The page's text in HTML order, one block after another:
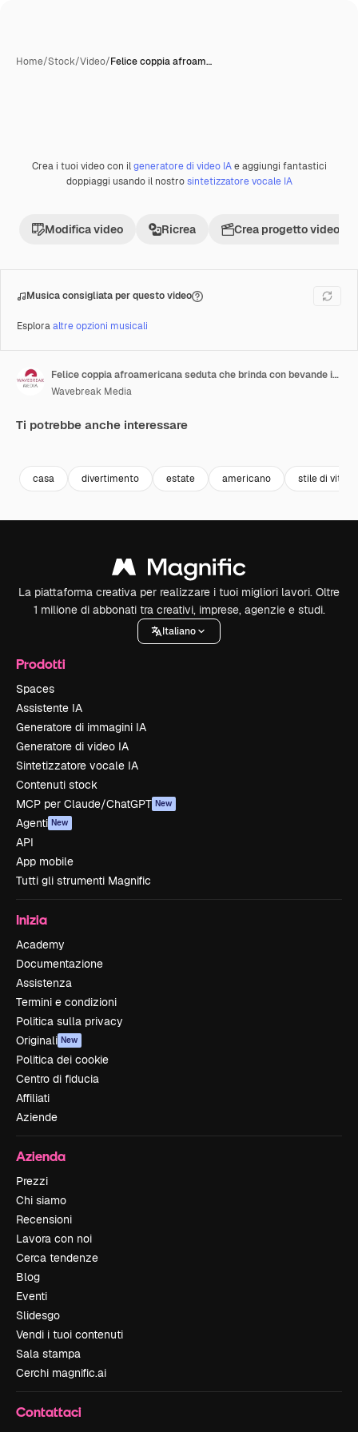
Home/Stock/Video/Felice coppia afroam…
Premium
Crea i tuoi video con ilgeneratore di video IAe aggiungi fantastici
doppiaggi usando il nostrosintetizzatore vocale IA
Modifica video Ricrea Crea progetto video
Musica consigliata per questo video
Esploraaltre opzioni musicali
Felice coppia afroamericana seduta che brinda con bevande in un giardino soleggiato
Wavebreak Media
Ti potrebbe anche interessare
casa divertimento estate americano stile di vita
La piattaforma creativa per realizzare i tuoi migliori lavori. Oltre
1 milione di abbonati tra creativi, imprese, agenzie e studi.
Italiano
Prodotti
Spaces
Assistente IA
Generatore di immagini IA
Generatore di video IA
Sintetizzatore vocale IA
Contenuti stock
MCP per Claude/ChatGPT New
Agenti New
API
App mobile
Tutti gli strumenti Magnific
Inizia
Academy
Documentazione
Assistenza
Termini e condizioni
Politica sulla privacy
Originali New
Politica dei cookie
Centro di fiducia
Affiliati
Aziende
Azienda
Prezzi
Chi siamo
Recensioni
Lavora con noi
Cerca tendenze
Blog
Eventi
Slidesgo
Vendi i tuoi contenuti
Sala stampa
Cerchi magnific.ai
Contattaci